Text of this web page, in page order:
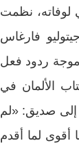
لوفاته، نظمت
فارغاس
موجة ردود فعل
الألمان في
إلى صديق: «لم
أقوى لما أقدم